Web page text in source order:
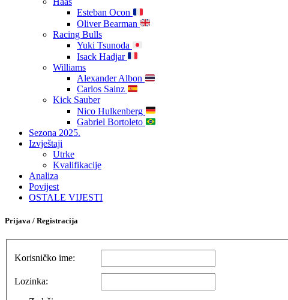
Esteban Ocon
Oliver Bearman
Racing Bulls
Yuki Tsunoda
Isack Hadjar
Williams
Alexander Albon
Carlos Sainz
Kick Sauber
Nico Hulkenberg
Gabriel Bortoleto
Sezona 2025.
Izvještaji
Utrke
Kvalifikacije
Analiza
Povijest
OSTALE VIJESTI
Prijava / Registracija
Korisničko ime:
Lozinka: